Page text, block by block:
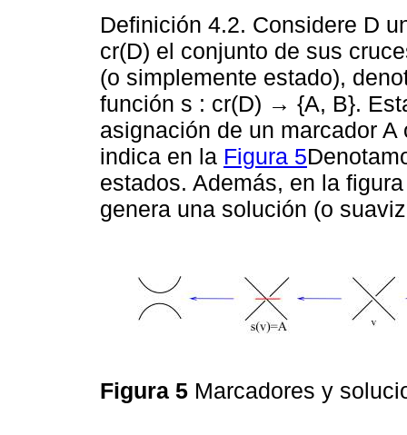
Definición 4.2. Considere D
cr(D) el conjunto de sus
(o simplemente estado),
función s : cr(D) → {A, B}.
asignación de un marcador
indica en la Figura 5
estados. Además, en la
genera una solución (o
Figura 5 Marcadores y